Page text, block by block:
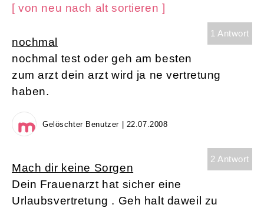
[ von neu nach alt sortieren ]
1 Antwort
nochmal
nochmal test oder geh am besten
zum arzt dein arzt wird ja ne vertretung
haben.
Gelöschter Benutzer | 22.07.2008
2 Antwort
Mach dir keine Sorgen
Dein Frauenarzt hat sicher eine
Urlaubsvertretung . Geh halt daweil zu